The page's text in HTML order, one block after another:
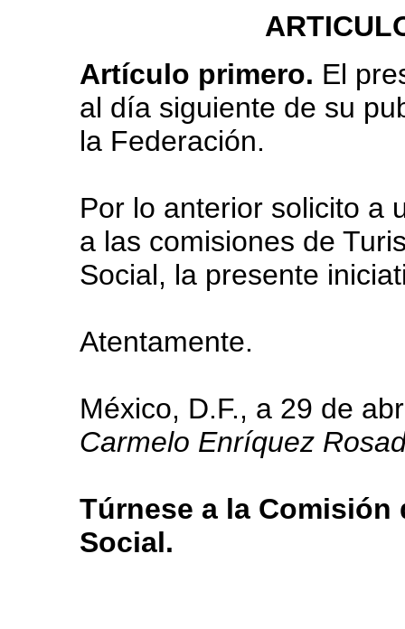
Artículo primero. El
al día siguiente de su
la Federación.
Por lo anterior solicito a
a las comisiones de
Social, la presente
Atentamente.
México, D.F., a 29 de
Carmelo Enríquez
Túrnese a la Comisión
Social.